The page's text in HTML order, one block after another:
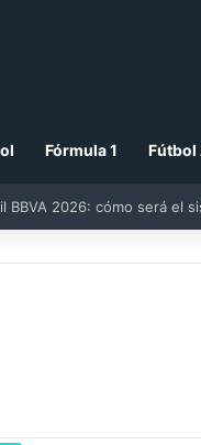
Fórmula 1 Fútbol